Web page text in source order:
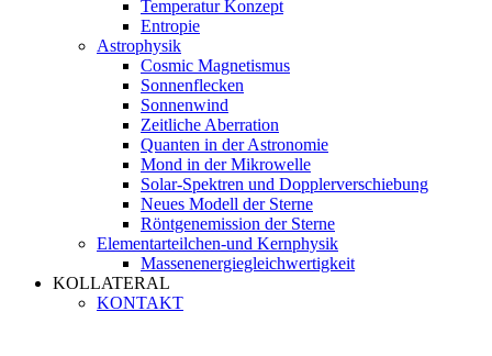
Temperatur Konzept
Entropie
Astrophysik
Cosmic Magnetismus
Sonnenflecken
Sonnenwind
Zeitliche Aberration
Quanten in der Astronomie
Mond in der Mikrowelle
Solar-Spektren und Dopplerverschiebung
Neues Modell der Sterne
Röntgenemission der Sterne
Elementarteilchen-und Kernphysik
Massenenergiegleichwertigkeit
KOLLATERAL
KONTAKT